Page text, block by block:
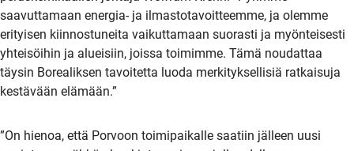
saavuttamaan energia- ja ilmastotavoitteemme, ja olemme
erityisen kiinnostuneita vaikuttamaan suorasti ja myönteisesti
yhteisöihin ja alueisiin, joissa toimimme. Tämä noudattaa
täysin Borealiksen tavoitetta luoda merkityksellisiä ratkaisuja
kestävään elämään.”
”On hienoa, että Porvoon toimipaikalle saatiin jälleen uusi